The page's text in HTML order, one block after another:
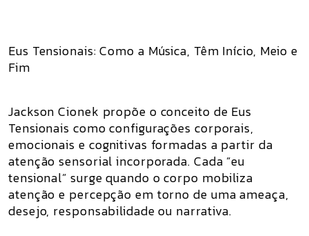
Eus Tensionais: Como a Música, Têm Início, Meio e
Fim
Jackson Cionek propõe o conceito de Eus
Tensionais como configurações corporais,
emocionais e cognitivas formadas a partir da
atenção sensorial incorporada. Cada “eu
tensional” surge quando o corpo mobiliza
atenção e percepção em torno de uma ameaça,
desejo, responsabilidade ou narrativa.